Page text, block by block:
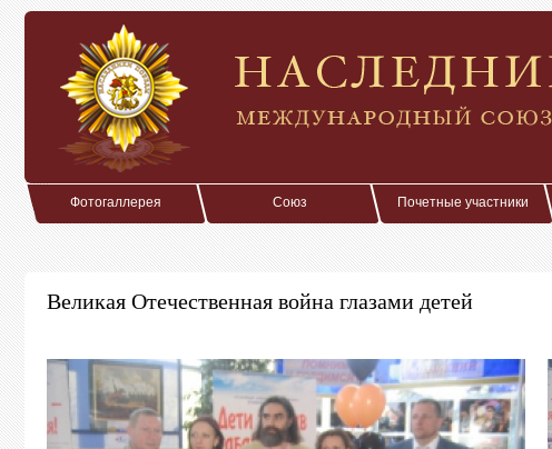
Фотогаллерея Союз Почетные участники
Великая Отечественная война глазами детей